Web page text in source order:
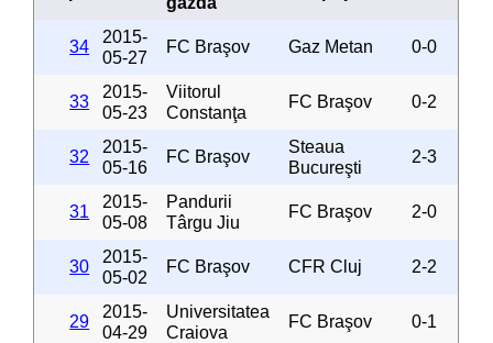
34
2015-
05-27
FC Braşov Gaz Metan 0-0
33
2015-
05-23
Viitorul
Constanţa
FC Braşov 0-2
32
2015-
05-16
FC Braşov
Steaua
Bucureşti
2-3
31
2015-
05-08
Pandurii
Târgu Jiu
FC Braşov 2-0
30
2015-
05-02
FC Braşov CFR Cluj 2-2
29
2015-
04-29
Universitatea
Craiova
FC Braşov 0-1